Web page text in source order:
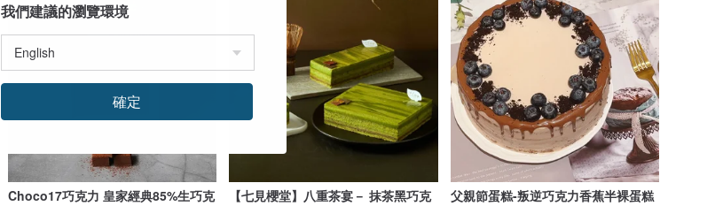
Choco17巧克力 皇家經典85%生巧克
【七見櫻堂】八重茶宴－ 抹茶黑巧克
父親節蛋糕-叛逆巧克力香蕉半裸蛋糕
我們建議的瀏覽環境
確定